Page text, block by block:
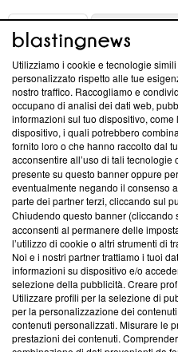
ABOUT
Questa sezione offre
News, sui nostri processi
creare news di qualità. Inoltre,
‘Trust Project - News with
ancora membro del
parte; Trust Project non ha
conformità agli standard.
Su di noi
Team editoriale
Corporate
Redazione
Informativa Privacy
Cookie Policy
Utilizziamo i cookie e tecnologie
personalizzato rispetto alle tue
nostro traffico. Raccogliamo e
occupano di analisi dei dati web,
informazioni sul tuo dispositivo, come
dispositivo, i quali potrebbero
fornito loro o che hanno raccolto dal
acconsentire all’uso di tali tecnologie
presente su questo banner oppure
eventualmente negando il consenso
parte dei partner terzi, cliccando sul
Chiudendo questo banner (cliccando
acconsenti al permanere delle
l’utilizzo di cookie o altri strumenti di
Noi e i nostri partner trattiamo i tuoi
informazioni su dispositivo e/o
selezione della pubblicità. Creare
Utilizzare profili per la selezione di
per la personalizzazione dei
contenuti personalizzati. Misurare le
prestazioni dei contenuti.